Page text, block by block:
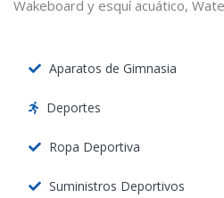
Wakeboard y esquí acuático,
Aparatos de Gimnasia
Deportes
Ropa Deportiva
Suministros Deportivos